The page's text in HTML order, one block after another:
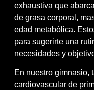
exhaustiva que
de grasa corporal,
edad metabólica.
para sugerirte una
necesidades y
En nuestro gimnasio,
cardiovascular de